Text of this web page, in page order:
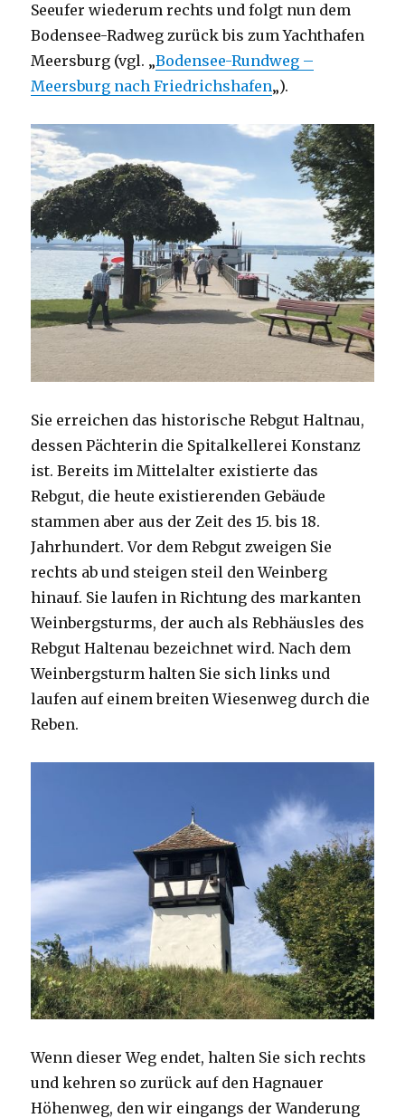
Seeufer wiederum rechts und folgt nun dem
Bodensee-Radweg zurück bis zum Yachthafen
Meersburg (vgl. „Bodensee-Rundweg –
Meersburg nach Friedrichshafen„).
Sie erreichen das historische Rebgut Haltnau,
dessen Pächterin die Spitalkellerei Konstanz
ist. Bereits im Mittelalter existierte das
Rebgut, die heute existierenden Gebäude
stammen aber aus der Zeit des 15. bis 18.
Jahrhundert. Vor dem Rebgut zweigen Sie
rechts ab und steigen steil den Weinberg
hinauf. Sie laufen in Richtung des markanten
Weinbergsturms, der auch als Rebhäusles des
Rebgut Haltenau bezeichnet wird. Nach dem
Weinbergsturm halten Sie sich links und
laufen auf einem breiten Wiesenweg durch die
Reben.
Wenn dieser Weg endet, halten Sie sich rechts
und kehren so zurück auf den Hagnauer
Höhenweg, den wir eingangs der Wanderung